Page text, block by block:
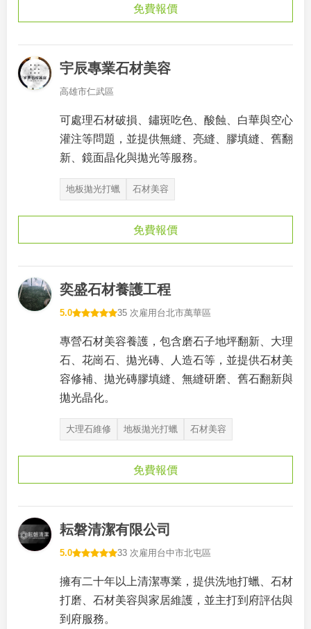
免費報價
宇辰專業石材美容
高雄市仁武區
可處理石材破損、鏽斑吃色、酸蝕、白華與空心
灌注等問題，並提供無縫、亮縫、膠填縫、舊翻
新、鏡面晶化與拋光等服務。
地板拋光打蠟 石材美容
免費報價
奕盛石材養護工程
5.0 35 次雇用 台北市萬華區
專營石材美容養護，包含磨石子地坪翻新、大理
石、花崗石、拋光磚、人造石等，並提供石材美
容修補、拋光磚膠填縫、無縫研磨、舊石翻新與
拋光晶化。
大理石維修 地板拋光打蠟 石材美容
免費報價
耘磐清潔有限公司
5.0 33 次雇用 台中市北屯區
擁有二十年以上清潔專業，提供洗地打蠟、石材
打磨、石材美容與家居維護，並主打到府評估與
到府服務。